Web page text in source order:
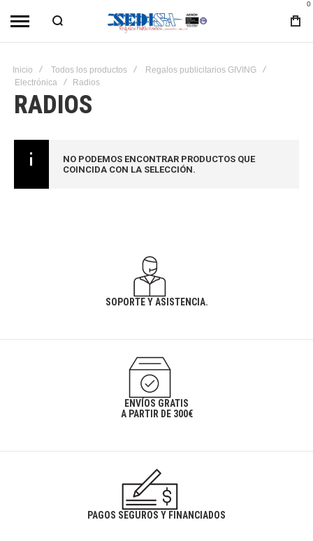
0
Inicio Todos los productos
Regalos publicitarios GIVING
Electrónica
Radios
RADIOS
NO PODEMOS ENCONTRAR PRODUCTOS QUE
COINCIDA CON LA SELECCIÓN.
SOPORTE Y ASISTENCIA.
ENVÍOS GRATIS
A PARTIR DE 300€
PAGOS SEGUROS Y FINANCIADOS